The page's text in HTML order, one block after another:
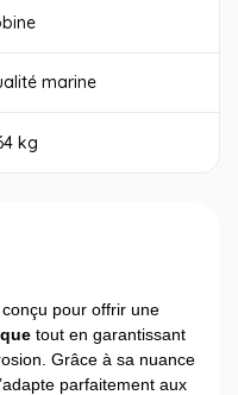
marine
kg
pour offrir une
tout en garantissant
Grâce à sa nuance
parfaitement aux